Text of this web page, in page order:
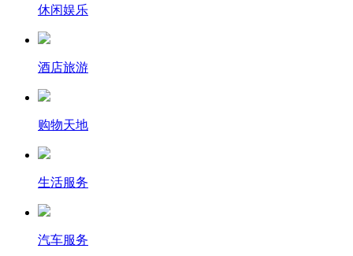
休闲娱乐
酒店旅游
购物天地
生活服务
汽车服务